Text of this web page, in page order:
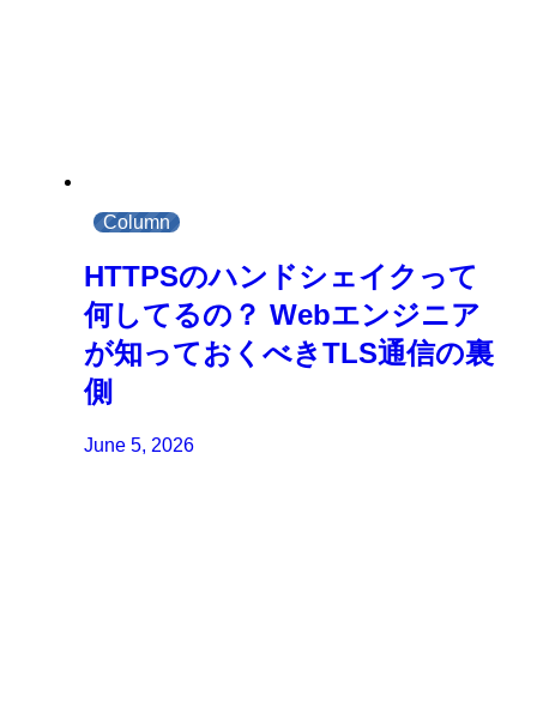
Column
HTTPSのハンドシェイクって
何してるの？ Webエンジニア
が知っておくべきTLS通信の裏
側
June 5, 2026